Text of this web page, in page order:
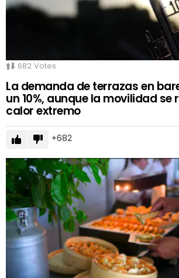
682 Votes
La demanda de terrazas en
un 10%, aunque la movilidad se
calor extremo
682